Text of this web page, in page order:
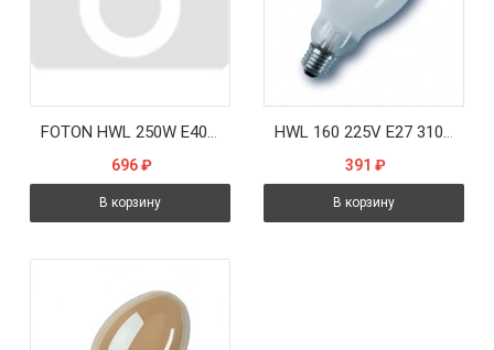
FOTON HWL 250W E40 4000K 220-240V 5600Lm 1.25A d90*226mm - лампа ДРВ
696 ₽
В корзину
HWL 160 225V E27 3100lm d76x168 (ДРВ ртутная бездроссельная) - лампа OSRAM
391 ₽
В корзину